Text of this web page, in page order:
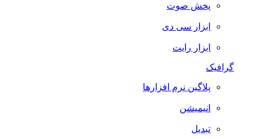
پخش صوت
ابزار سی دی
ابزار رایت
گرافیک
پلاگین نرم افزارها
انیمیشن
تبدیل